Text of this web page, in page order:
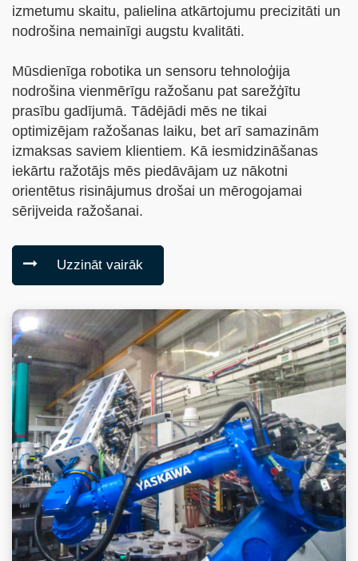
izmetumu skaitu, palielina atkārtojumu precizitāti un
nodrošina nemainīgi augstu kvalitāti.
Mūsdienīga robotika un sensoru tehnoloģija
nodrošina vienmērīgu ražošanu pat sarežģītu
prasību gadījumā. Tādējādi mēs ne tikai
optimizējam ražošanas laiku, bet arī samazinām
izmaksas saviem klientiem. Kā iesmidzināšanas
iekārtu ražotājs mēs piedāvājam uz nākotni
orientētus risinājumus drošai un mērogojamai
sērijveida ražošanai.
Uzzināt vairāk